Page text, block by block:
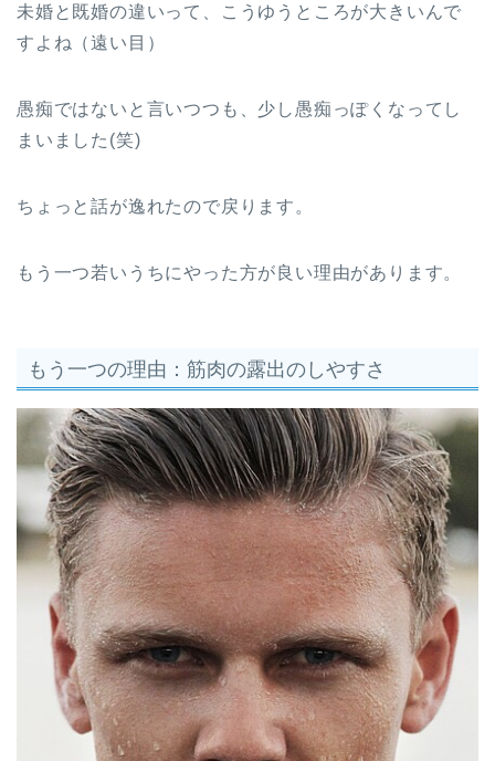
未婚と既婚の違いって、こうゆうところが大きいんで
すよね（遠い目）
愚痴ではないと言いつつも、少し愚痴っぽくなってし
まいました(笑)
ちょっと話が逸れたので戻ります。
もう一つ若いうちにやった方が良い理由があります。
もう一つの理由：筋肉の露出のしやすさ